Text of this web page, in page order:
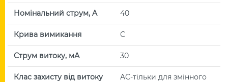
Номінальний струм, A 40
Крива вимикання C
Струм витоку, мА 30
Клас захисту від витоку
AC-тільки для змінного